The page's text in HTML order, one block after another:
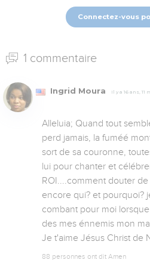
Connectez-vous
1 commentaire
Ingrid Moura Il y a 16 ans, 11
Alleluia; Quand tout
perd jamais, la fuméé
sort de sa couronne,
lui pour chanter et
ROI....comment douter
encore qui? et pourquoi?
combant pour moi
des mes énnemis mon
Je t'aime Jésus Christ de
88 personnes ont dit Amen